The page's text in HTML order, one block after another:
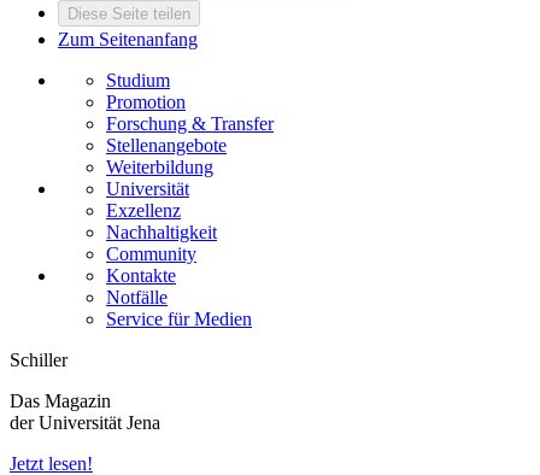
Diese Seite teilen
Zum Seitenanfang
Studium
Promotion
Forschung & Transfer
Stellenangebote
Weiterbildung
Universität
Exzellenz
Nachhaltigkeit
Community
Kontakte
Notfälle
Service für Medien
Schiller
Das Magazin
der Universität Jena
Jetzt lesen!